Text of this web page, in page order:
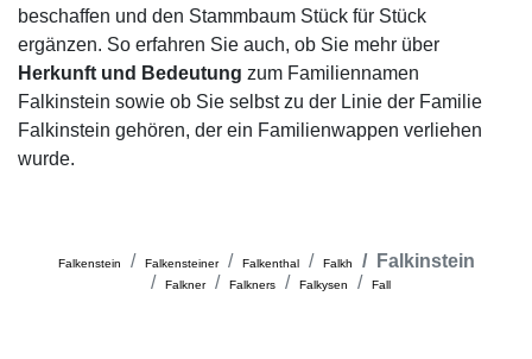
beschaffen und den Stammbaum Stück für Stück
ergänzen. So erfahren Sie auch, ob Sie mehr über
Herkunft und Bedeutung zum Familiennamen
Falkinstein sowie ob Sie selbst zu der Linie der Familie
Falkinstein gehören, der ein Familienwappen verliehen
wurde.
Falkenstein Falkensteiner Falkenthal Falkh Falkinstein
Falkner Falkners Falkysen Fall